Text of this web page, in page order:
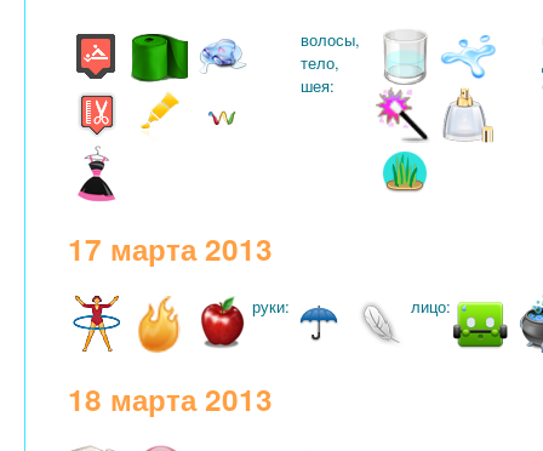
волосы,
тело,
шея:
17 марта 2013
руки: лицо:
18 марта 2013